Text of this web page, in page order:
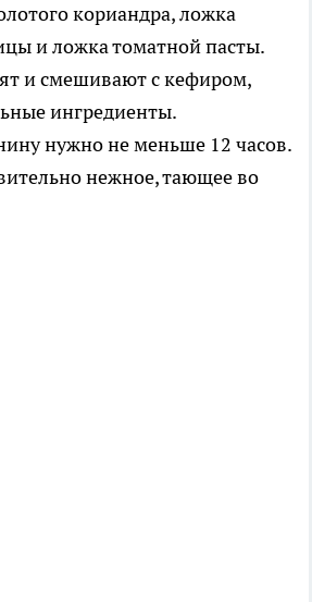
кориандра, ложка
и ложка томатной пасты.
и смешивают с кефиром,
ингредиенты.
нужно не меньше 12 часов.
нежное, тающее во